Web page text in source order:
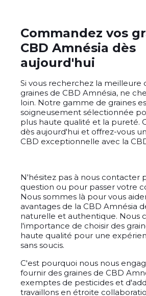
Commandez vos
CBD Amnésia dès
aujourd'hui
Si vous recherchez la meilleure
graines de CBD Amnésia, ne
loin. Notre gamme de graines
soigneusement sélectionnée
plus haute qualité et la pureté.
dès aujourd'hui et offrez-vous
CBD exceptionnelle avec la
N'hésitez pas à nous contacter
question ou pour passer votre
Nous sommes là pour vous
avantages de la CBD Amnésia
naturelle et authentique. Nous
l'importance de choisir des
haute qualité pour une
sans soucis.
C'est pourquoi nous nous
fournir des graines de CBD
exemptes de pesticides et
travaillons en étroite